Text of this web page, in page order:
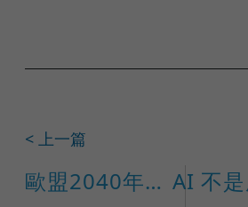
< 上一篇
歐盟2040年氣候目標草案 化石燃料擬減8成